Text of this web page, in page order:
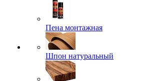
Пена монтажная
Шпон натуральный